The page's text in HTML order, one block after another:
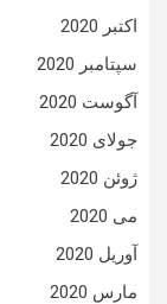
اکتبر 2020
سپتامبر 2020
آگوست 2020
جولای 2020
ژوئن 2020
می 2020
آوریل 2020
مارس 2020